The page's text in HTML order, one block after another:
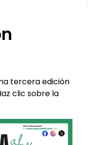
tercera edición
clic sobre la